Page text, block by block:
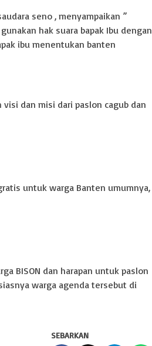
seno , menyampaikan ”
hak suara bapak Ibu dengan
ibu menentukan banten
dan misi dari paslon cagub dan
untuk warga Banten umumnya,
BISON dan harapan untuk paslon
warga agenda tersebut di
SEBARKAN